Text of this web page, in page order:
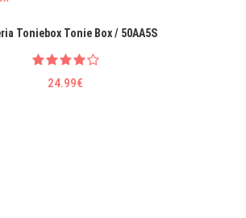
Toniebox Tonie Box / 50AA5S
24.99€